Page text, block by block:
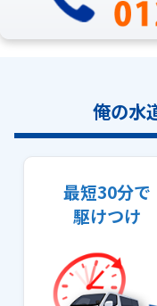
俺の水
最短30分で
駆けつけ